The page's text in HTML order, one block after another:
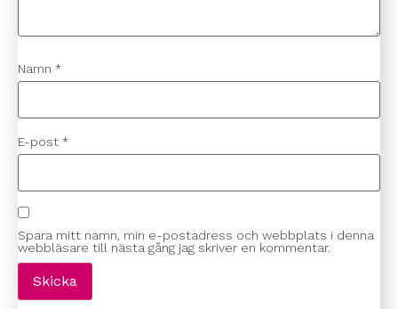
Namn *
E-post *
Spara mitt namn, min e-postadress och webbplats i denna
webbläsare till nästa gång jag skriver en kommentar.